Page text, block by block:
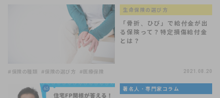
生命保険の選び方
「骨折、ひび」で給付金が出
る保険って？特定損傷給付金
とは？
#保険の種類 #保険の選び方 #医療保険 2021.08.20
著名人・専門家コラム